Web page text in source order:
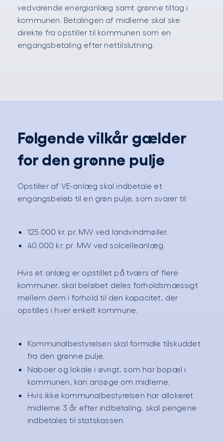
vedvarende energianlæg samt grønne tiltag i
kommunen. Betalingen af midlerne skal ske
direkte fra opstiller til kommunen som en
engangsbetaling efter nettilslutning.
Følgende vilkår gælder
for den grønne pulje
Opstiller af VE-anlæg skal indbetale et
engangsbeløb til en grøn pulje, som svarer til:
125.000 kr. pr. MW ved landvindmøller.
40.000 kr. pr. MW ved solcelleanlæg.
Hvis et anlæg er opstillet på tværs af flere
kommuner, skal beløbet deles forholdsmæssigt
mellem dem i forhold til den kapacitet, der
opstilles i hver enkelt kommune.
Kommunalbestyrelsen skal formidle tilskuddet
fra den grønne pulje.
Naboer og lokale i øvrigt, som har bopæl i
kommunen, kan ansøge om midlerne.
Hvis ikke kommunalbestyrelsen har allokeret
midlerne 3 år efter indbetaling, skal pengene
indbetales til statskassen.